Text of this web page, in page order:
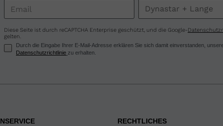
United
States.
Diese Seite ist durch reCAPTCHA Enterprise geschützt, und die Google-
gelten.
Durch die Eingabe Ihrer E-Mail-Adresse erklären Sie sich damit einverstanden,
Datenschutzrichtlinie zu erhalten.
RECHTLICHES